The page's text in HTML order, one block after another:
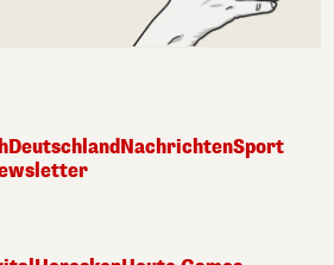
DeutschlandNachrichtenSport